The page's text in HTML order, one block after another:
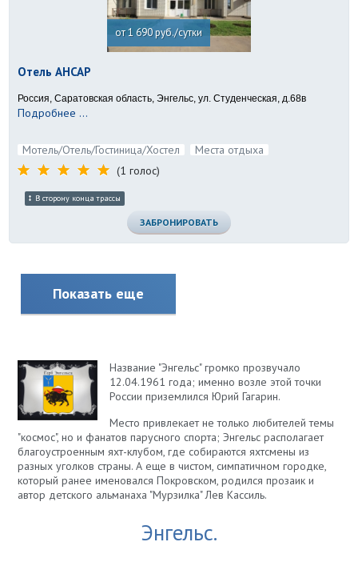
от 1 690 руб./сутки
Отель АНСАР
Россия, Саратовская область, Энгельс, ул. Студенческая, д.68в
Подробнее ...
Мотель/Отель/Гостиница/Хостел
Места отдыха
(1 голос)
В сторону конца трассы
ЗАБРОНИРОВАТЬ
Показать еще
Название "Энгельс" громко прозвучало
12.04.1961 года; именно возле этой точки
России приземлился Юрий Гагарин.
Место привлекает не только любителей темы
"космос", но и фанатов парусного спорта; Энгельс располагает
благоустроенным яхт-клубом, где собираются яхтсмены из
разных уголков страны. А еще в чистом, симпатичном городке,
который ранее именовался Покровском, родился прозаик и
автор детского альманаха "Мурзилка" Лев Кассиль.
Энгельс.